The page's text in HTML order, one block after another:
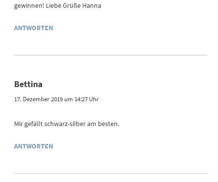
gewinnen! Liebe Grüße Hanna
ANTWORTEN
Bettina
17. Dezember 2019 um 14:27 Uhr
Mir gefällt schwarz-silber am besten.
ANTWORTEN